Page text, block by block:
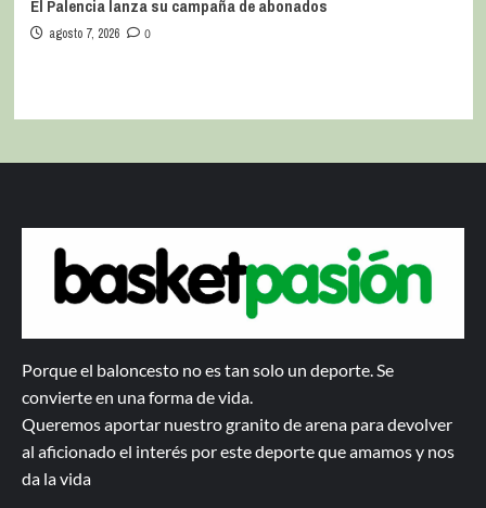
El Palencia lanza su campaña de abonados
agosto 7, 2026 0
Porque el baloncesto no es tan solo un deporte. Se
convierte en una forma de vida.
Queremos aportar nuestro granito de arena para devolver
al aficionado el interés por este deporte que amamos y nos
da la vida